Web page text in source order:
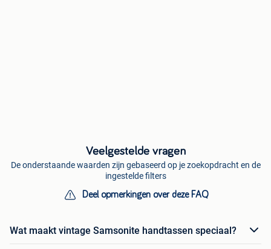
Veelgestelde vragen
De onderstaande waarden zijn gebaseerd op je zoekopdracht en de
ingestelde filters
Deel opmerkingen over deze FAQ
Wat maakt vintage Samsonite handtassen speciaal?